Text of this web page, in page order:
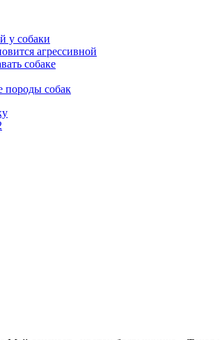
у собаки
агрессивной
собаке
породы собак